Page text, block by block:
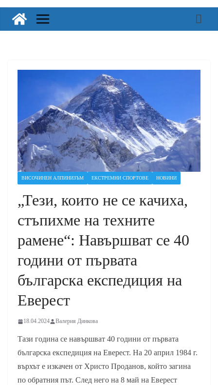
ВИСОЧИНЕН АЛПИНИЗЪМ ЕКСТРЕМНИ СПОРТОВЕ НОВИНИ
„Тези, които не се качиха,
стъпихме на техните
рамене“: Навършват се 40
години от първата
българска експедиция на
Еверест
18.04.2024 Валерия Динкова
Тази година се навършват 40 години от първата
българска експедиция на Еверест. На 20 април 1984 г.
върхът е изкачен от Христо Проданов, който загина
по обратния път. След него на 8 май на Еверест